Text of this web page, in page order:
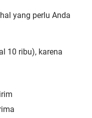
yang perlu Anda
10 ribu), karena